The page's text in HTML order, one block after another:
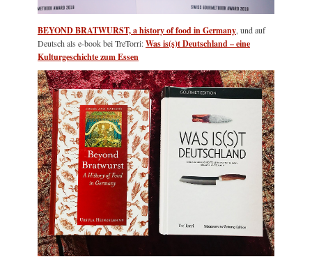
BEYOND BRATWURST, a history of food in Germany, und auf
Deutsch als e-book bei TreTorri:Was is(s)t Deutschland – eine
Kulturgeschichte zum Essen